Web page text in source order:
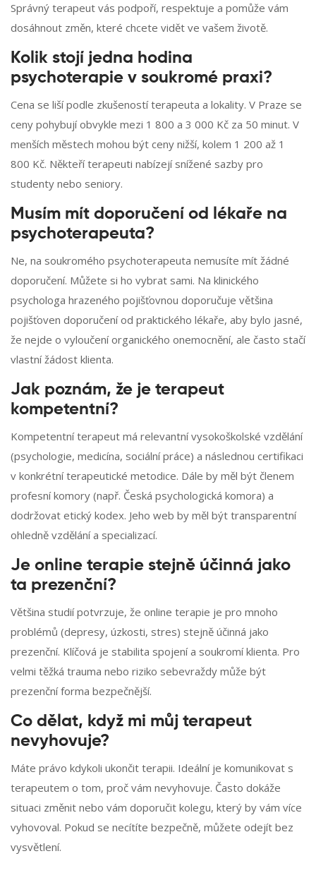
Správný terapeut vás podpoří, respektuje a pomůže vám
dosáhnout změn, které chcete vidět ve vašem životě.
Kolik stojí jedna hodina
psychoterapie v soukromé praxi?
Cena se liší podle zkušeností terapeuta a lokality. V Praze se
ceny pohybují obvykle mezi 1 800 a 3 000 Kč za 50 minut. V
menších městech mohou být ceny nižší, kolem 1 200 až 1
800 Kč. Někteří terapeuti nabízejí snížené sazby pro
studenty nebo seniory.
Musím mít doporučení od lékaře na
psychoterapeuta?
Ne, na soukromého psychoterapeuta nemusíte mít žádné
doporučení. Můžete si ho vybrat sami. Na klinického
psychologa hrazeného pojišťovnou doporučuje většina
pojišťoven doporučení od praktického lékaře, aby bylo jasné,
že nejde o vyloučení organického onemocnění, ale často stačí
vlastní žádost klienta.
Jak poznám, že je terapeut
kompetentní?
Kompetentní terapeut má relevantní vysokoškolské vzdělání
(psychologie, medicína, sociální práce) a následnou certifikaci
v konkrétní terapeutické metodice. Dále by měl být členem
profesní komory (např. Česká psychologická komora) a
dodržovat etický kodex. Jeho web by měl být transparentní
ohledně vzdělání a specializací.
Je online terapie stejně účinná jako
ta prezenční?
Většina studií potvrzuje, že online terapie je pro mnoho
problémů (depresy, úzkosti, stres) stejně účinná jako
prezenční. Klíčová je stabilita spojení a soukromí klienta. Pro
velmi těžká trauma nebo riziko sebevraždy může být
prezenční forma bezpečnější.
Co dělat, když mi můj terapeut
nevyhovuje?
Máte právo kdykoli ukončit terapii. Ideální je komunikovat s
terapeutem o tom, proč vám nevyhovuje. Často dokáže
situaci změnit nebo vám doporučit kolegu, který by vám více
vyhovoval. Pokud se necítíte bezpečně, můžete odejít bez
vysvětlení.